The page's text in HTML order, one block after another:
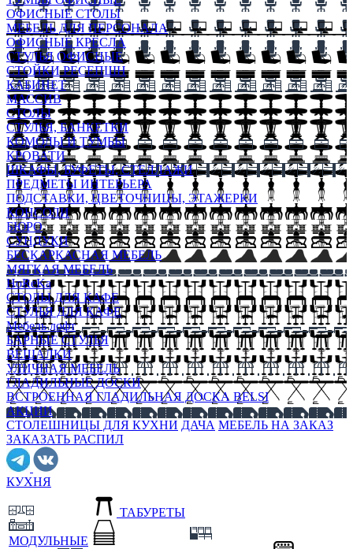
ОФИСНЫЕ СТОЛЫ
МЕБЕЛЬ ДЛЯ ПЕРСОНАЛА
ОФИСНЫЕ КРЕСЛА
СТУЛЬЯ ОФИСНЫЕ
СТОЙКИ РЕСЕПШН
КАБИНЕТ
МАССИВ
СТОЛЫ
СТУЛЬЯ, БАНКЕТКИ
КОМОДЫ И ТУМБЫ
КРОВАТИ
ШКАФЫ, БУФЕТЫ, СТЕЛЛАЖИ
ПРЕДМЕТЫ ИНТЕРЬЕРА
ПОДСТАВКИ, ЦВЕТОЧНИЦЫ, ЭТАЖЕРКИ
КОНСОЛИ
БЮРО
СУНДУКИ
БЕСКАРКАСНАЯ МЕБЕЛЬ
МЯГКАЯ МЕБЕЛЬ
HoReKa
СТОЛЫ ДЛЯ КАФЕ
СТУЛЬЯ ДЛЯ КАФЕ
Мебель лофт
БАРНЫЕ СТУЛЬЯ
ВЕШАЛКИ
УЛИЧНАЯ МЕБЕЛЬ
ГЛАДИЛЬНЫЕ ДОСКИ
ВСТРОЕННАЯ ГЛАДИЛЬНАЯ ДОСКА BELSI
АКЦИИ
СТОЛЕШНИЦЫ ДЛЯ КУХНИ ДАЧА МЕБЕЛЬ НА ЗАКАЗ
ЗАКАЗАТЬ РАСПИЛ
КУХНЯ
МОДУЛЬНЫЕ
ТАБУРЕТЫ